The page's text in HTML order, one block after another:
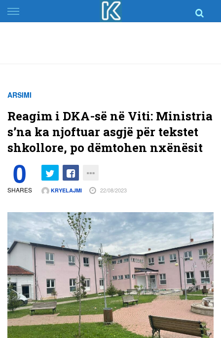
Skip
to
ARSIMI
Reagim i DKA-së në Viti: Ministria
s’na ka njoftuar asgjë për tekstet
shkollore, po dëmtohen nxënësit
0
SHARES KRYELAJMI 22/08/2023